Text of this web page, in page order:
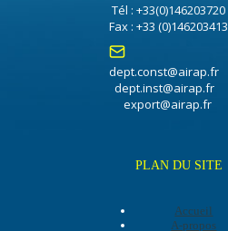
Tél : +33(0)146203720
Fax : +33 (0)146203413
dept.const@airap.fr
dept.inst@airap.fr
export@airap.fr
PLAN DU SITE
Accueil
A-propos